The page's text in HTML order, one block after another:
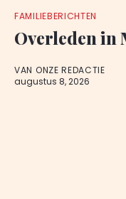
FAMILIEBERICHTEN
Overleden in
VAN ONZE REDACTIE
augustus 8, 2026